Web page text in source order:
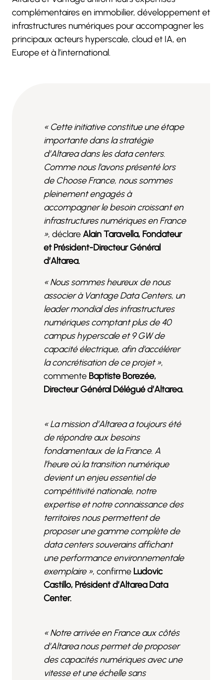
complémentaires en immobilier, développement et
infrastructures numériques pour accompagner les
principaux acteurs hyperscale, cloud et IA, en
Europe et à l’international.
« Cette initiative constitue une étape
importante dans la stratégie
d’Altarea dans les data centers.
Comme nous l’avons présenté lors
de Choose France, nous sommes
pleinement engagés à
accompagner le besoin croissant en
infrastructures numériques en France
», déclareAlain Taravella, Fondateur
et Président-Directeur Général
d’Altarea.
« Nous sommes heureux de nous
associer à Vantage Data Centers, un
leader mondial des infrastructures
numériques comptant plus de 40
campus hyperscale et 9 GW de
capacité électrique, afin d’accélérer
la concrétisation de ce projet »,
commente Baptiste Borezée,
Directeur Général Délégué d’Altarea.
« La mission d’Altarea a toujours été
de répondre aux besoins
fondamentaux de la France. A
l’heure où la transition numérique
devient un enjeu essentiel de
compétitivité nationale, notre
expertise et notre connaissance des
territoires nous permettent de
proposer une gamme complète de
data centers souverains affichant
une performance environnementale
exemplaire », confirme Ludovic
Castillo, Président d’Altarea Data
Center.
« Notre arrivée en France aux côtés
d’Altarea nous permet de proposer
des capacités numériques avec une
vitesse et une échelle sans